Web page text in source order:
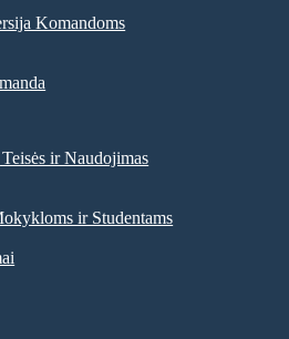
Komandoms
ir Naudojimas
ir Studentams